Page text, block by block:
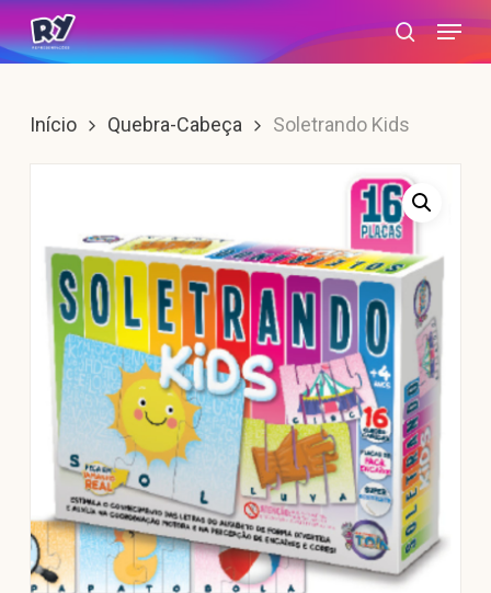
Skip
to
content
search
Menu
Início Quebra-Cabeça Soletrando Kids